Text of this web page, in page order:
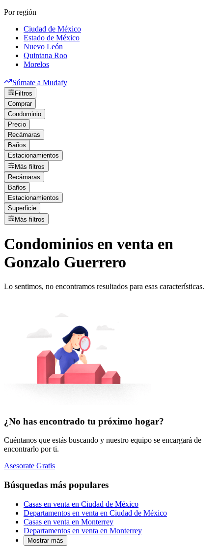
Por región
Ciudad de México
Estado de México
Nuevo León
Quintana Roo
Morelos
Súmate a Mudafy
Filtros
Comprar
Condominio
Precio
Recámaras
Baños
Estacionamientos
Más filtros
Recámaras
Baños
Estacionamientos
Superficie
Más filtros
Condominios en venta en
Gonzalo Guerrero
Lo sentimos, no encontramos resultados para esas características.
¿No has encontrado tu próximo hogar?
Cuéntanos que estás buscando y nuestro equipo se encargará de
encontrarlo por ti.
Asesorate Gratis
Búsquedas más populares
Casas en venta en Ciudad de México
Departamentos en venta en Ciudad de México
Casas en venta en Monterrey
Departamentos en venta en Monterrey
Mostrar más